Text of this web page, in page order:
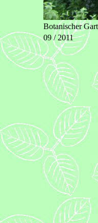
Botanischer
09 / 2011